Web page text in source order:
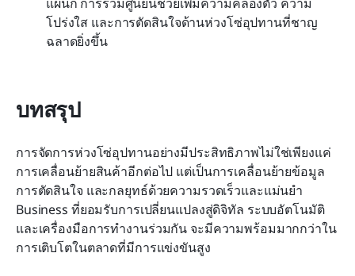
โปร่งใส และการตัดสินใจด้านห่วงโซ่อุปทานที่ชาญ
ฉลาดยิ่งขึ้น
บทสรุป
การจัดการห่วงโซ่อุปทานอย่างมีประสิทธิภาพไม่ใช่เพียงแค่
การเคลื่อนย้ายสินค้าอีกต่อไป แต่เป็นการเคลื่อนย้ายข้อมูล
การตัดสินใจ และกลยุทธ์ด้วยความรวดเร็วและแม่นยำ
Business ที่ยอมรับการเปลี่ยนแปลงสู่ดิจิทัล ระบบอัตโนมัติ
และเครื่องมือการทำงานร่วมกัน จะมีความพร้อมมากกว่าใน
การเติบโตในตลาดที่มีการแข่งขันสูง